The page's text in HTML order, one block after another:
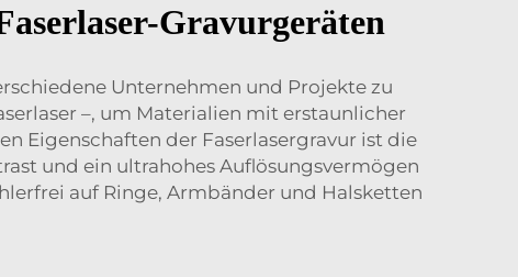
Gravurgeräten
Unternehmen und Projekte zu
–, um Materialien mit erstaunlicher
Eigenschaften der Faserlasergravur ist die
und ein ultrahohes Auflösungsvermögen
auf Ringe, Armbänder und Halsketten